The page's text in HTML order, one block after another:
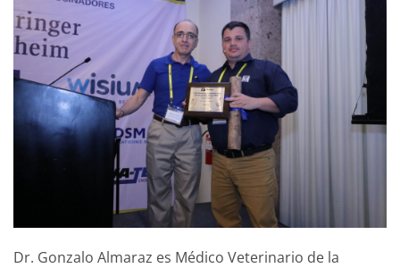
Dr. Gonzalo Almaraz es Médico Veterinario de la